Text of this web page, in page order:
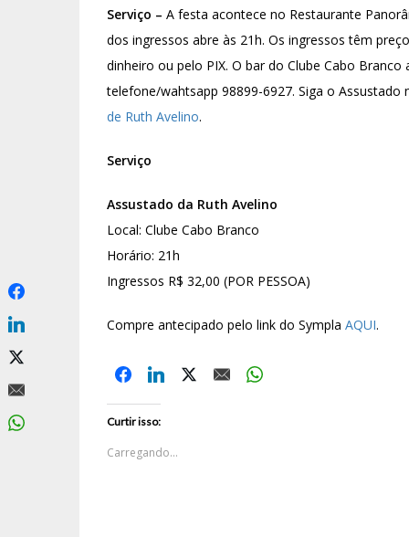
Serviço – A festa acontece no Restaurante
dos ingressos abre às 21h. Os ingressos têm
dinheiro ou pelo PIX. O bar do Clube Cabo
telefone/wahtsapp 98899-6927. Siga o
de Ruth Avelino.
Serviço
Assustado da Ruth Avelino
Local: Clube Cabo Branco
Horário: 21h
Ingressos R$ 32,00 (POR PESSOA)
Compre antecipado pelo link do Sympla AQUI.
Curtir isso:
Carregando...